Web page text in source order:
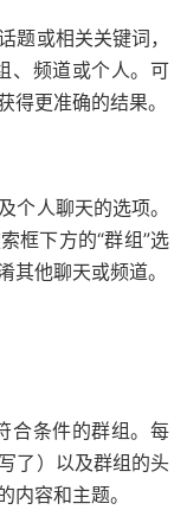
题或相关关键词，
、频道或个人。可
得更准确的结果。
个人聊天的选项。
框下方的“群组”选
他聊天或频道。
合条件的群组。每
了）以及群组的头
内容和主题。